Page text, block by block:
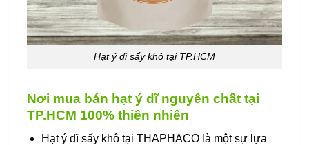
Hạt ý dĩ sấy khô tại TP.HCM
Nơi mua bán hạt ý dĩ nguyên chất tại
TP.HCM 100% thiên nhiên
Hạt ý dĩ sấy khô tại THAPHACO là một sự lựa